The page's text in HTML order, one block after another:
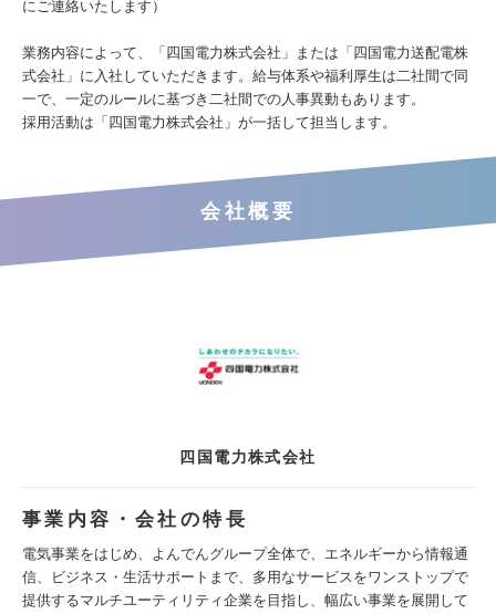
にご連絡いたします）
業務内容によって、「四国電力株式会社」または「四国電力送配電株
式会社」に入社していただきます。給与体系や福利厚生は二社間で同
一で、一定のルールに基づき二社間での人事異動もあります。
採用活動は「四国電力株式会社」が一括して担当します。
会社概要
四国電力株式会社
事業内容・会社の特長
電気事業をはじめ、よんでんグループ全体で、エネルギーから情報通
信、ビジネス・生活サポートまで、多用なサービスをワンストップで
提供するマルチユーティリティ企業を目指し、幅広い事業を展開して